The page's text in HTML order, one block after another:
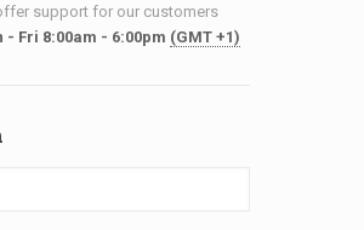
support for our customers
- Fri 8:00am - 6:00pm (GMT +1)